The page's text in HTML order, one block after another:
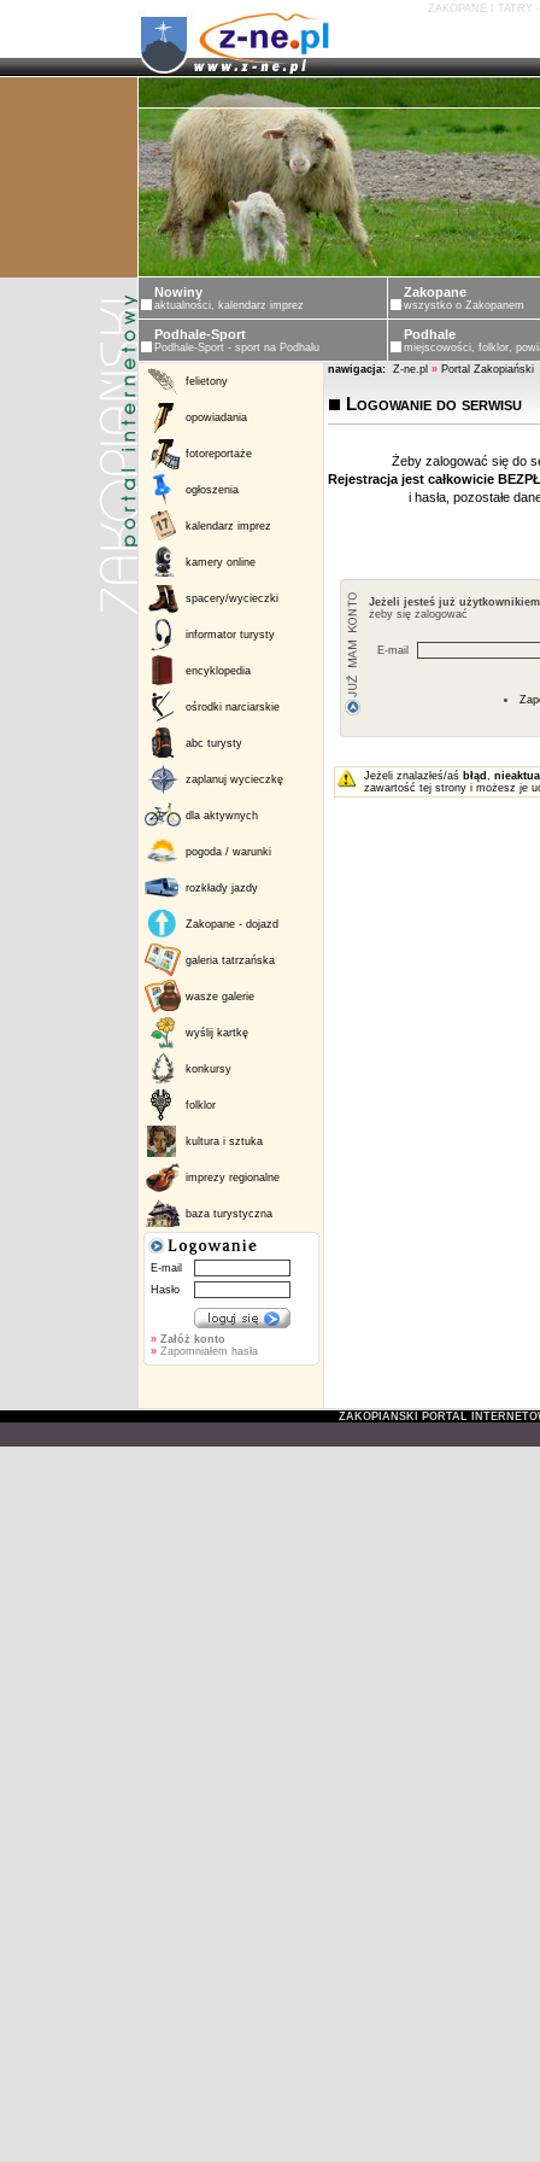
ZAKOPANE I TATRY
Nowiny
aktualności, kalendarz imprez
Zakopane
wszystko o Zakopanem
Podhale-Sport
Podhale-Sport - sport na Podhalu
Podhale
miejscowości, folklor,
felietony
opowiadania
fotoreportaże
ogłoszenia
kalendarz imprez
kamery online
spacery/wycieczki
informator turysty
encyklopedia
ośrodki narciarskie
abc turysty
zaplanuj wycieczkę
dla aktywnych
pogoda / warunki
rozkłady jazdy
Zakopane - dojazd
galeria tatrzańska
wasze galerie
wyślij kartkę
konkursy
folklor
kultura i sztuka
imprezy regionalne
baza turystyczna
E-mail
Hasło
» Załóż konto
»Zapomniałem hasła
nawigacja: Z-ne.pl » Portal Zakopiański
Logowanie do serwisu
Żeby zalogować się do
Rejestracja jest całkowicie
i hasła, pozostałe
Jeżeli jesteś już
żeby się zalogować
E-mail
Jeżeli znalazłeś/aś błąd ,
zawartość tej strony i możesz je
ZAKOPIAŃSKI PORTAL